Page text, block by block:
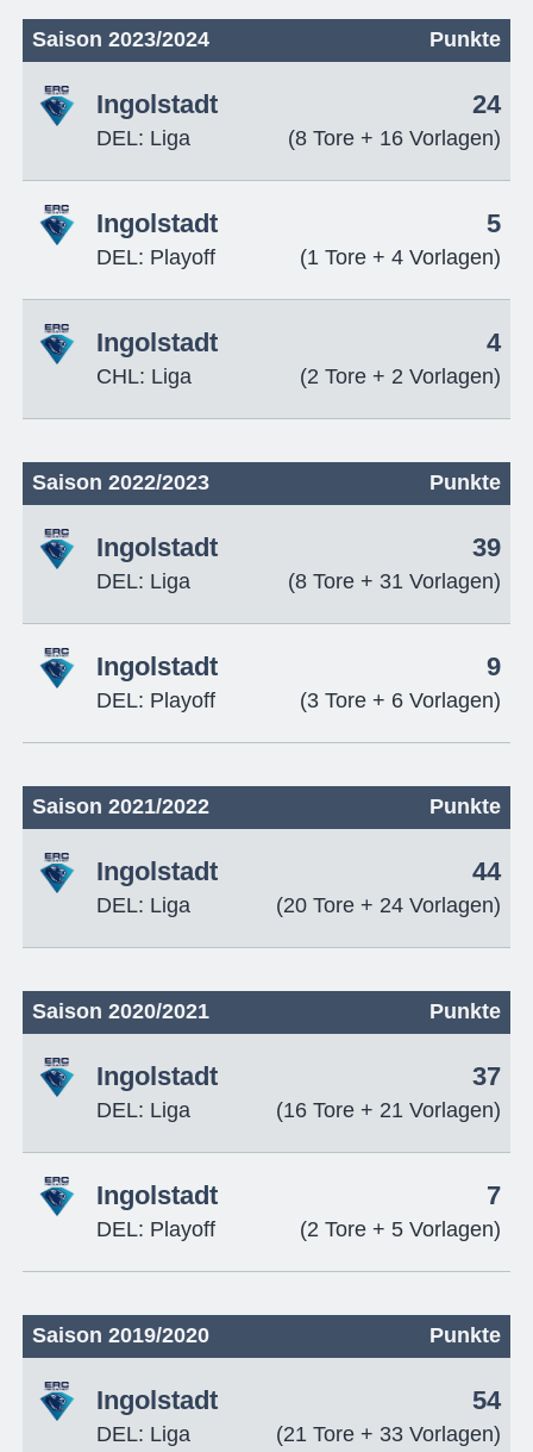
Saison 2023/2024 Punkte
Ingolstadt
DEL: Liga
24
(8 Tore + 16 Vorlagen)
Ingolstadt
DEL: Playoff
5
(1 Tore + 4 Vorlagen)
Ingolstadt
CHL: Liga
4
(2 Tore + 2 Vorlagen)
Saison 2022/2023 Punkte
Ingolstadt
DEL: Liga
39
(8 Tore + 31 Vorlagen)
Ingolstadt
DEL: Playoff
9
(3 Tore + 6 Vorlagen)
Saison 2021/2022 Punkte
Ingolstadt
DEL: Liga
44
(20 Tore + 24 Vorlagen)
Saison 2020/2021 Punkte
Ingolstadt
DEL: Liga
37
(16 Tore + 21 Vorlagen)
Ingolstadt
DEL: Playoff
7
(2 Tore + 5 Vorlagen)
Saison 2019/2020 Punkte
Ingolstadt
DEL: Liga
54
(21 Tore + 33 Vorlagen)